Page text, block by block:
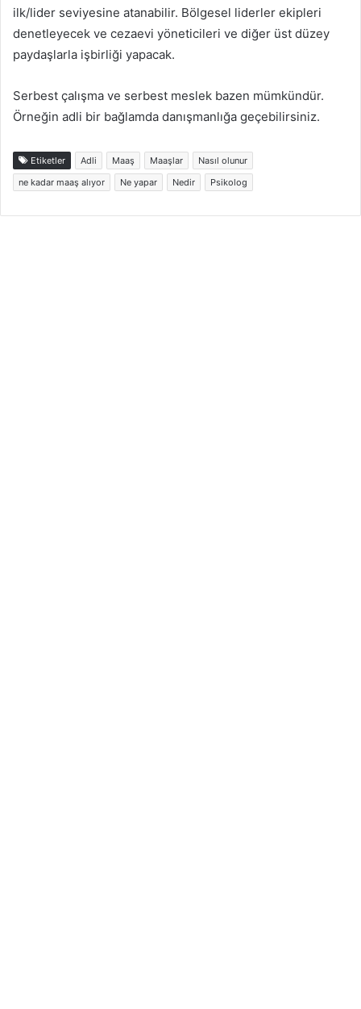
ilk/lider seviyesine atanabilir. Bölgesel liderler ekipleri
denetleyecek ve cezaevi yöneticileri ve diğer üst düzey
paydaşlarla işbirliği yapacak.
Serbest çalışma ve serbest meslek bazen mümkündür.
Örneğin adli bir bağlamda danışmanlığa geçebilirsiniz.
Etiketler Adli Maaş Maaşlar
Nasıl olunur
ne kadar maaş alıyor
Ne yapar Nedir Psikolog